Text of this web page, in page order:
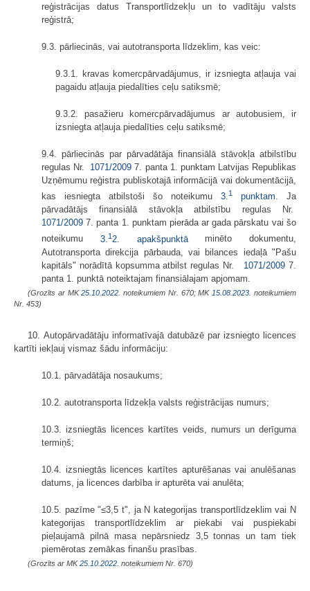
reģistrācijas datus Transportlīdzekļu un to vadītāju valsts
reģistrā;
9.3. pārliecinās, vai autotransporta līdzeklim, kas veic:
9.3.1. kravas komercpārvadājumus, ir izsniegta atļauja vai
pagaidu atļauja piedalīties ceļu satiksmē;
9.3.2. pasažieru komercpārvadājumus ar autobusiem, ir
izsniegta atļauja piedalīties ceļu satiksmē;
9.4. pārliecinās par pārvadātāja finansiālā stāvokļa atbilstību
regulas Nr.
1071/2009 7. panta 1. punktam Latvijas Republikas
Uzņēmumu reģistra publiskotajā informācijā vai dokumentācijā,
kas iesniegta atbilstoši šo noteikumu 3.1 punktam. Ja
pārvadātājs finansiālā stāvokļa atbilstību regulas Nr.
1071/2009 7. panta 1. punktam pierāda ar gada pārskatu vai šo
noteikumu 3. 12. apakšpunktāminēto dokumentu,
Autotransporta direkcija pārbauda, vai bilances iedaļā "Pašu
kapitāls" norādītā kopsumma atbilst regulas Nr.
1071/2009 7.
panta 1. punktā noteiktajam finansiālajam apjomam.
(Grozīts ar MK25.10.2022. noteikumiem Nr. 670; MK 15.08.2023. noteikumiem
Nr. 453)
10. Autopārvadātāju informatīvajā datubāzē par izsniegto licences
kartīti iekļauj vismaz šādu informāciju:
10.1. pārvadātāja nosaukums;
10.2. autotransporta līdzekļa valsts reģistrācijas numurs;
10.3. izsniegtās licences kartītes veids, numurs un derīguma
termiņš;
10.4. izsniegtās licences kartītes apturēšanas vai anulēšanas
datums, ja licences darbība ir apturēta vai anulēta;
10.5. pazīme "≤3,5 t", ja N kategorijas transportlīdzeklim vai N
kategorijas transportlīdzeklim ar piekabi vai puspiekabi
pieļaujamā pilnā masa nepārsniedz 3,5 tonnas un tam tiek
piemērotas zemākas finanšu prasības.
(Grozīts ar MK25.10.2022. noteikumiem Nr. 670)